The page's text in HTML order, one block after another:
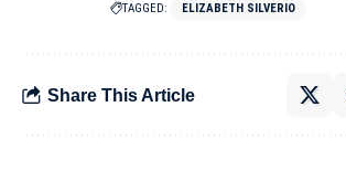
TAGGED: ELIZABETH SILVERIO
Share This Article